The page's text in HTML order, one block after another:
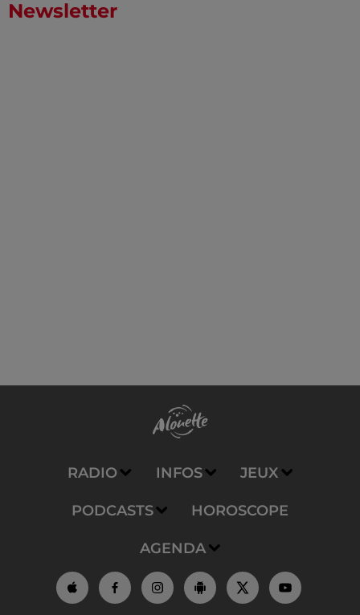
Newsletter
RADIO INFOS JEUX
PODCASTS HOROSCOPE
AGENDA